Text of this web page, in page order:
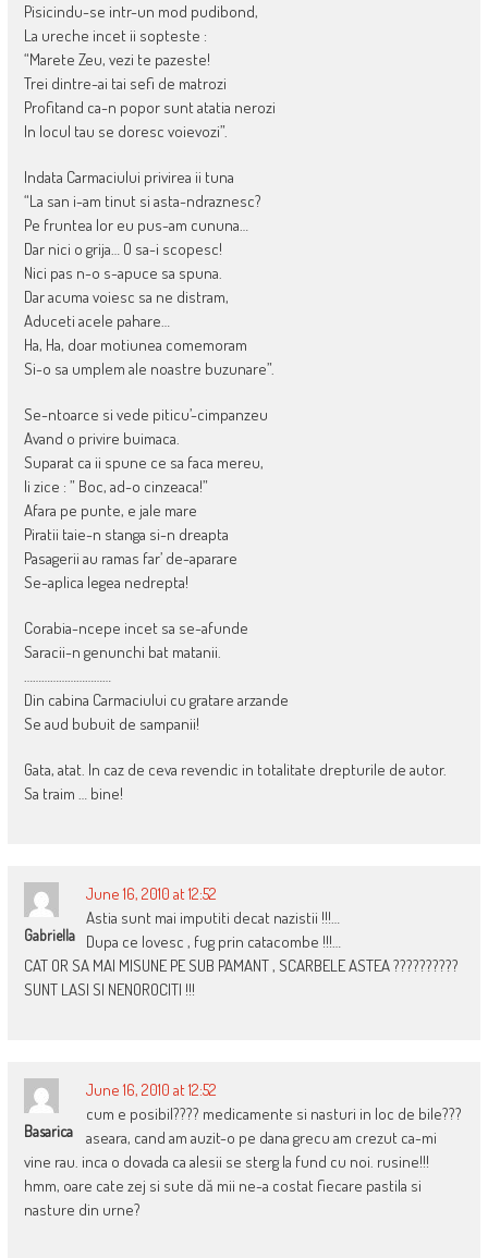
Pisicindu-se intr-un mod pudibond,
La ureche incet ii sopteste :
“Marete Zeu, vezi te pazeste!
Trei dintre-ai tai sefi de matrozi
Profitand ca-n popor sunt atatia nerozi
In locul tau se doresc voievozi”.
Indata Carmaciului privirea ii tuna
“La san i-am tinut si asta-ndraznesc?
Pe fruntea lor eu pus-am cununa…
Dar nici o grija… O sa-i scopesc!
Nici pas n-o s-apuce sa spuna.
Dar acuma voiesc sa ne distram,
Aduceti acele pahare…
Ha, Ha, doar motiunea comemoram
Si-o sa umplem ale noastre buzunare”.
Se-ntoarce si vede piticu’-cimpanzeu
Avand o privire buimaca.
Suparat ca ii spune ce sa faca mereu,
Ii zice : ” Boc, ad-o cinzeaca!”
Afara pe punte, e jale mare
Piratii taie-n stanga si-n dreapta
Pasagerii au ramas far’ de-aparare
Se-aplica legea nedrepta!
Corabia-ncepe incet sa se-afunde
Saracii-n genunchi bat matanii.
…………………………
Din cabina Carmaciului cu gratare arzande
Se aud bubuit de sampanii!
Gata, atat. In caz de ceva revendic in totalitate drepturile de autor.
Sa traim … bine!
Gabriella
June 16, 2010 at 12:52
Astia sunt mai imputiti decat nazistii !!!…
Dupa ce lovesc , fug prin catacombe !!!…
CAT OR SA MAI MISUNE PE SUB PAMANT , SCARBELE ASTEA ??????????
SUNT LASI SI NENOROCITI !!!
Basarica
June 16, 2010 at 12:52
cum e posibil???? medicamente si nasturi in loc de bile???
aseara, cand am auzit-o pe dana grecu am crezut ca-mi
vine rau. inca o dovada ca alesii se sterg la fund cu noi. rusine!!!
hmm, oare cate zej si sute dă mii ne-a costat fiecare pastila si
nasture din urne?